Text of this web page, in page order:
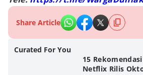
Share Article
Curated For You
15
Netflix Rilis